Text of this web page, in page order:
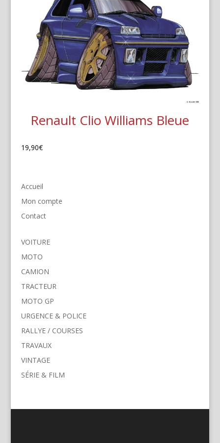
Renault Clio Williams Bleue
19,90€
Accueil
Mon compte
Contact
VOITURE
MOTO
CAMION
TRACTEUR
MOTO GP
URGENCE & POLICE
RALLYE / COURSES
TRAVAUX
VINTAGE
SÉRIE & FILM